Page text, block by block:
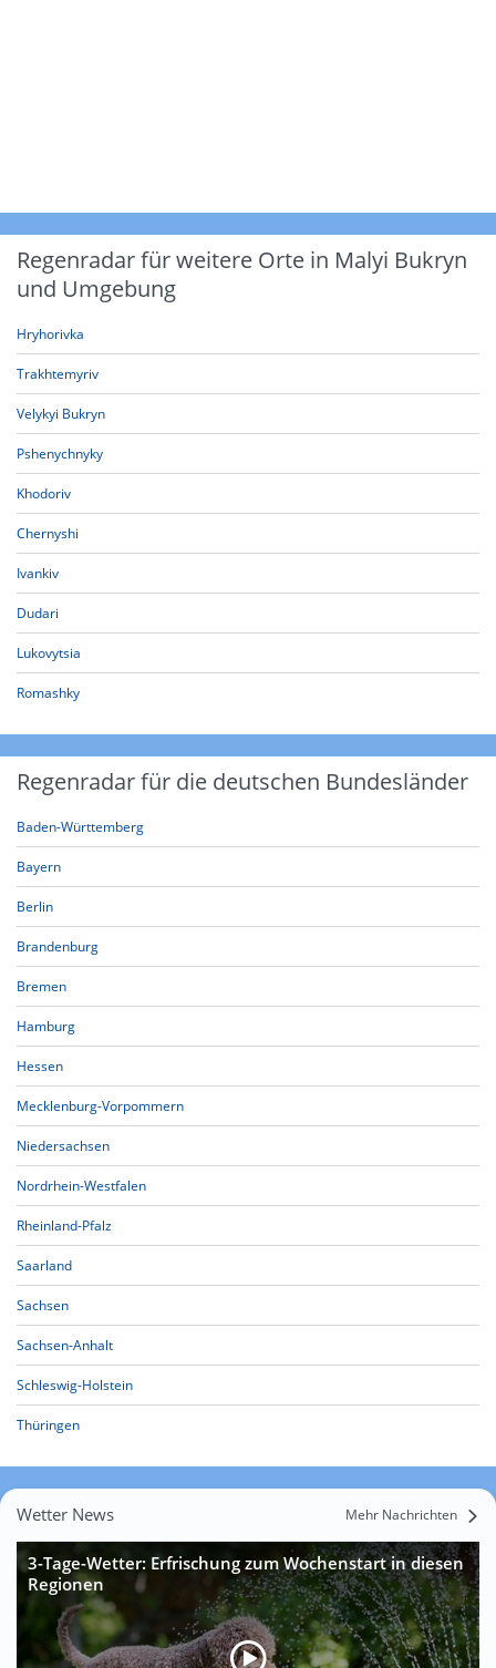
Regenradar für weitere Orte in Malyi Bukryn
und Umgebung
Hryhorivka
Trakhtemyriv
Velykyi Bukryn
Pshenychnyky
Khodoriv
Chernyshi
Ivankiv
Dudari
Lukovytsia
Romashky
Regenradar für die deutschen Bundesländer
Baden-Württemberg
Bayern
Berlin
Brandenburg
Bremen
Hamburg
Hessen
Mecklenburg-Vorpommern
Niedersachsen
Nordrhein-Westfalen
Rheinland-Pfalz
Saarland
Sachsen
Sachsen-Anhalt
Schleswig-Holstein
Thüringen
Wetter News Mehr Nachrichten
3-Tage-Wetter: Erfrischung zum Wochenstart in diesen
Regionen